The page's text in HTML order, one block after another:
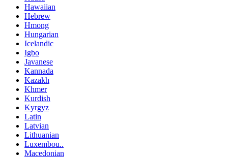
Hawaiian
Hebrew
Hmong
Hungarian
Icelandic
Igbo
Javanese
Kannada
Kazakh
Khmer
Kurdish
Kyrgyz
Latin
Latvian
Lithuanian
Luxembou..
Macedonian